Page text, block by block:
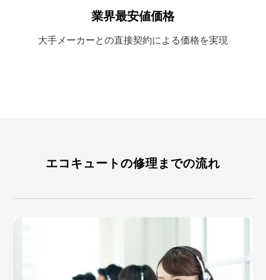
業界最安値価格
大手メーカーとの直接契約による価格を実現
エコキュートの修理までの流れ